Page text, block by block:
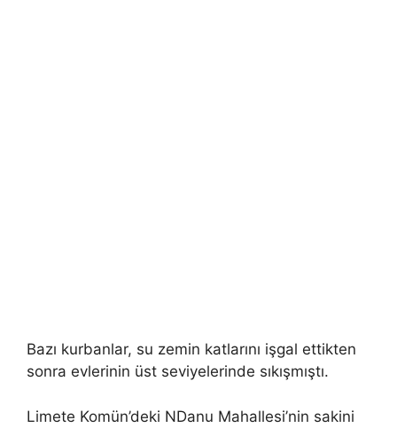
Bazı kurbanlar, su zemin katlarını işgal ettikten
sonra evlerinin üst seviyelerinde sıkışmıştı.
Limete Komün’deki NDanu Mahallesi’nin sakini